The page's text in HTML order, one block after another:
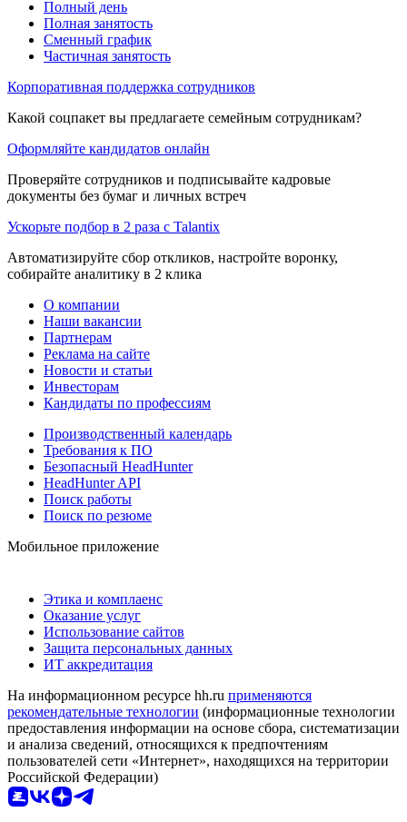
Полный день
Полная занятость
Сменный график
Частичная занятость
Корпоративная поддержка сотрудников
Какой соцпакет вы предлагаете семейным сотрудникам?
Оформляйте кандидатов онлайн
Проверяйте сотрудников и подписывайте кадровые
документы без бумаг и личных встреч
Ускорьте подбор в 2 раза с Talantix
Автоматизируйте сбор откликов, настройте воронку,
собирайте аналитику в 2 клика
О компании
Наши вакансии
Партнерам
Реклама на сайте
Новости и статьи
Инвесторам
Кандидаты по профессиям
Производственный календарь
Требования к ПО
Безопасный HeadHunter
HeadHunter API
Поиск работы
Поиск по резюме
Мобильное приложение
Этика и комплаенс
Оказание услуг
Использование сайтов
Защита персональных данных
ИТ аккредитация
На информационном ресурсе hh.ru применяются
рекомендательные технологии (информационные технологии
предоставления информации на основе сбора, систематизации
и анализа сведений, относящихся к предпочтениям
пользователей сети «Интернет», находящихся на территории
Российской Федерации)